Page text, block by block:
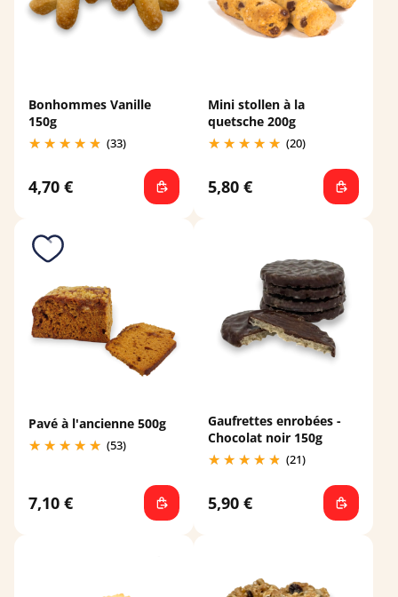
Bonhommes Vanille
150g
(33)
4,70 €
Mini stollen à la
quetsche 200g
(20)
5,80 €
Pavé à l'ancienne 500g
(53)
7,10 €
Gaufrettes enrobées -
Chocolat noir 150g
(21)
5,90 €